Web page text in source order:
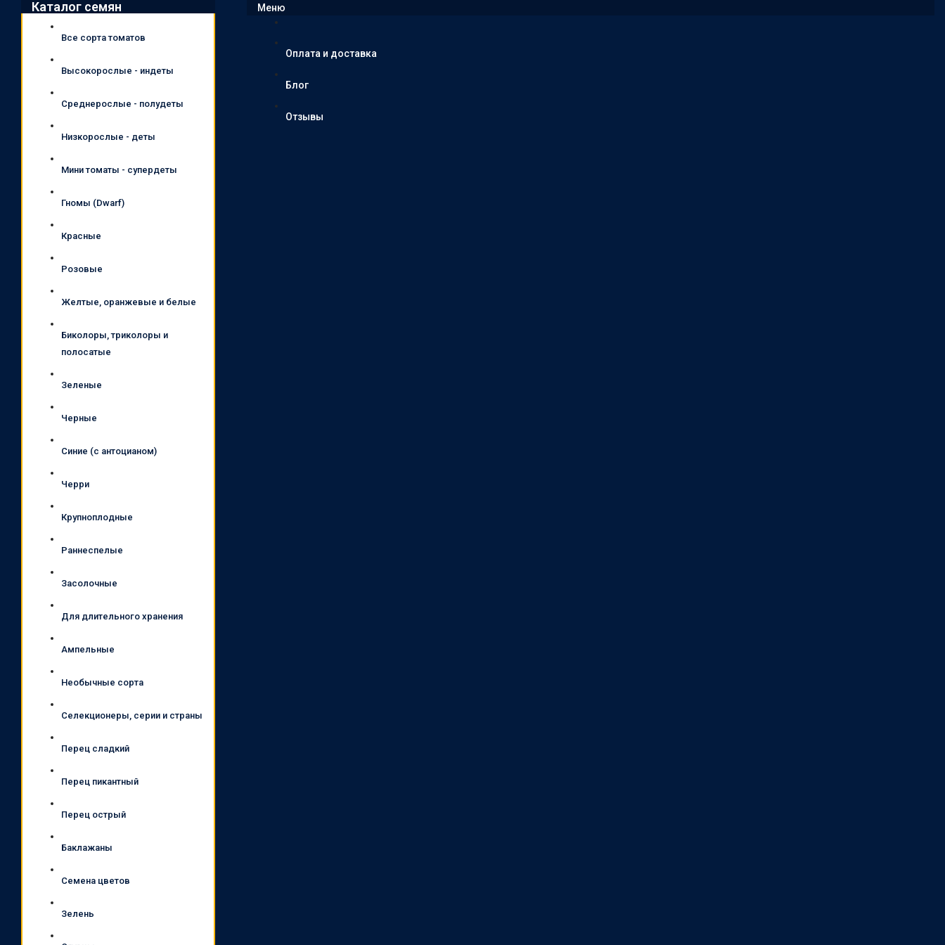
Каталог семян
Все сорта томатов
Высокорослые - индеты
Среднерослые - полудеты
Низкорослые - деты
Мини томаты - супердеты
Гномы (Dwarf)
Красные
Розовые
Желтые, оранжевые и белые
Биколоры, триколоры и
полосатые
Зеленые
Черные
Синие (с антоцианом)
Черри
Крупноплодные
Раннеспелые
Засолочные
Для длительного хранения
Ампельные
Необычные сорта
Селекционеры, серии и страны
Перец сладкий
Перец пикантный
Перец острый
Баклажаны
Семена цветов
Зелень
Меню
Оплата и доставка
Блог
Отзывы